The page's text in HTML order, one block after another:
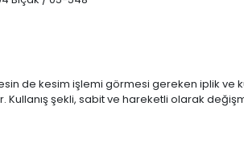
de kesim işlemi görmesi gereken iplik
Kullanış şekli, sabit ve hareketli olarak